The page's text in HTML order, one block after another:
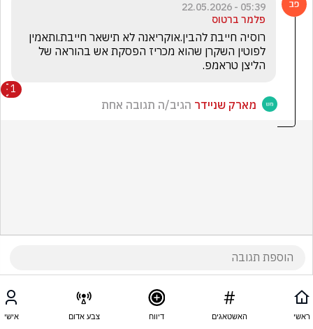
05:39 - 22.05.2026
פלמר ברטוס
הליצן טראמפ.
1
מארק שניידר הגיב/ה תגובה אחת
ראשי האשטאגים דיווח צבע אדום אישי